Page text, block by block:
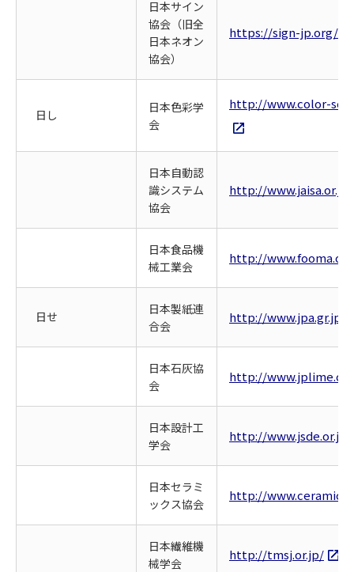
日本サイン
協会（旧全
日本ネオン
協会）
https://sign-jp.org/
日し
日本色彩学
会
http://www.color-
日本自動認
識システム
協会
http://www.jaisa.or.jp/
日本食品機
械工業会
http://
日せ
日本製紙連
合会
http://www.jpa.gr.jp/
日本石灰協
会
http://
日本設計工
学会
http://www.jsde.or.jp/
日本セラミ
ックス協会
http://
日本繊維機
械学会
http://tmsj.or.jp/